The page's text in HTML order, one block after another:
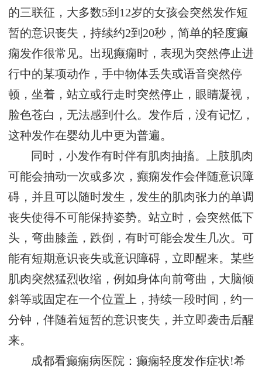
的三联征，大多数5到12岁的女孩会突然发作短
暂的意识丧失，持续约2到20秒，简单的轻度癫
痫发作很常见。出现癫痫时，表现为突然停止进
行中的某项动作，手中物体丢失或语音突然停
顿，坐着，站立或行走时突然停止，眼睛凝视，
脸色苍白，无法感到什么。发作后，没有记忆，
这种发作在婴幼儿中更为普遍。
同时，小发作有时伴有肌肉抽搐。上肢肌肉
可能会抽动一次或多次，癫痫发作会伴随意识障
碍，并且可以随时发生，发生的肌肉张力的单调
丧失使得不可能保持姿势。站立时，会突然低下
头，弯曲膝盖，跌倒，有时可能会发生几次。可
能有短期意识丧失或意识障碍，立即醒来。某些
肌肉突然猛烈收缩，例如身体向前弯曲，大脑倾
斜等或固定在一个位置上，持续一段时间，约一
分钟，伴随着短暂的意识丧失，并立即袭击后醒
来。
成都看癫痫病医院：癫痫轻度发作症状!希